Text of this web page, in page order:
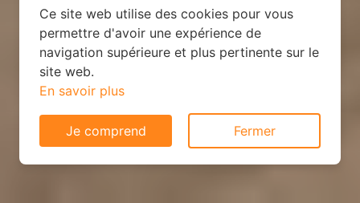
Ce site web utilise des cookies pour vous
permettre d'avoir une expérience de
navigation supérieure et plus pertinente sur le
site web.
En savoir plus
Je comprend Fermer